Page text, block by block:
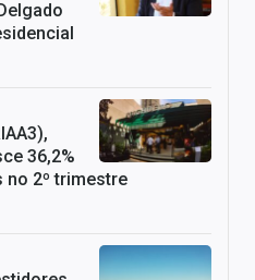
36,2%
no 2º trimestre